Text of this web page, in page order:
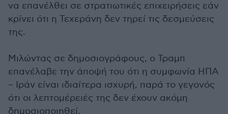
να επανέλθει σε στρατιωτικές επιχειρήσεις εάν
κρίνει ότι η Τεχεράνη δεν τηρεί τις δεσμεύσεις
της.
Μιλώντας σε δημοσιογράφους, ο Τραμπ
επανέλαβε την άποψή του ότι η συμφωνία ΗΠΑ
– Ιράν είναι ιδιαίτερα ισχυρή, παρά το γεγονός
ότι οι λεπτομέρειές της δεν έχουν ακόμη
δημοσιοποιηθεί.